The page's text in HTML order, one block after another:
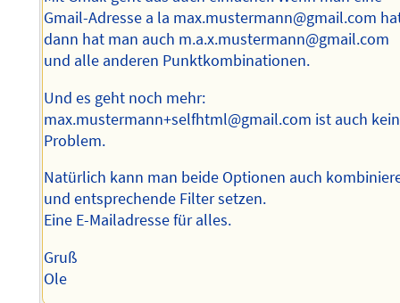
Gmail-Adresse a la max.mustermann@gmail.com
dann hat man auch m.a.x.mustermann@gmail.com
und alle anderen Punktkombinationen.
Und es geht noch mehr:
max.mustermann+selfhtml@gmail.com ist auch kein
Problem.
Natürlich kann man beide Optionen auch
und entsprechende Filter setzen.
Eine E-Mailadresse für alles.
Gruß
Ole